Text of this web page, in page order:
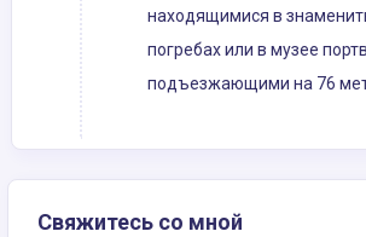
находящимися в
погребах или в музее
подъезжающими на 76
Свяжитесь со мной